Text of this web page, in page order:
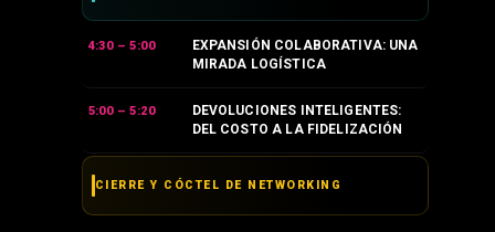
4:30 – 5:00
EXPANSIÓN COLABORATIVA: UNA
MIRADA LOGÍSTICA
5:00 – 5:20
DEVOLUCIONES INTELIGENTES:
DEL COSTO A LA FIDELIZACIÓN
CIERRE Y CÓCTEL DE NETWORKING